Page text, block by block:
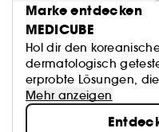
Marke entdecken
MEDICUBE
Hol dir den
dermatologisch
erprobte Lösungen,
Unreinheiten
sodass die Haut
Mehr anzeigen